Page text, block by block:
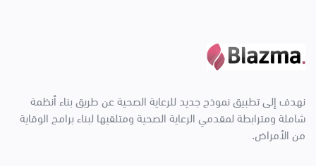
نهدف إلى تطبيق نموذج جديد للرعاية الصحية عن طريق بناء أنظمة
شاملة ومترابطة لمقدمي الرعاية الصحية ومتلقيها لبناء برامج الوقاية
من الأمراض.